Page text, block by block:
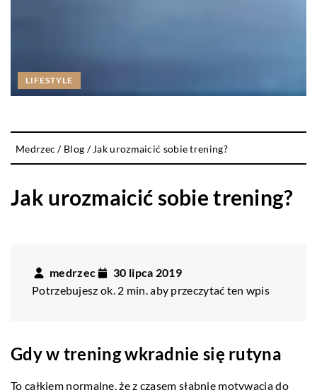
LIFESTYLE
Medrzec / Blog / Jak urozmaicić sobie trening?
Jak urozmaicić sobie trening?
medrzec
30 lipca 2019
Potrzebujesz ok. 2 min. aby przeczytać ten wpis
Gdy w trening wkradnie się rutyna
To całkiem normalne, że z czasem słabnie motywacja do